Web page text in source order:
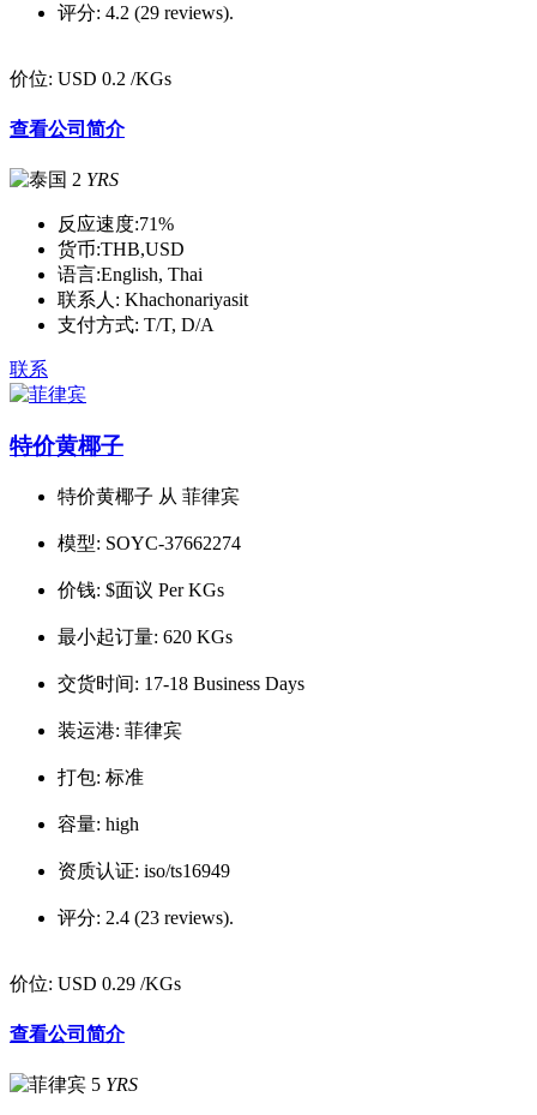
评分: 4.2 (29 reviews).
价位: USD 0.2 /KGs
查看公司简介
2 YRS
反应速度:71%
货币:THB,USD
语言:English, Thai
联系人: Khachonariyasit
支付方式: T/T, D/A
联系
特价黄椰子
特价黄椰子 从 菲律宾
模型: SOYC-37662274
价钱: $面议 Per KGs
最小起订量: 620 KGs
交货时间: 17-18 Business Days
装运港: 菲律宾
打包: 标准
容量: high
资质认证: iso/ts16949
评分: 2.4 (23 reviews).
价位: USD 0.29 /KGs
查看公司简介
5 YRS